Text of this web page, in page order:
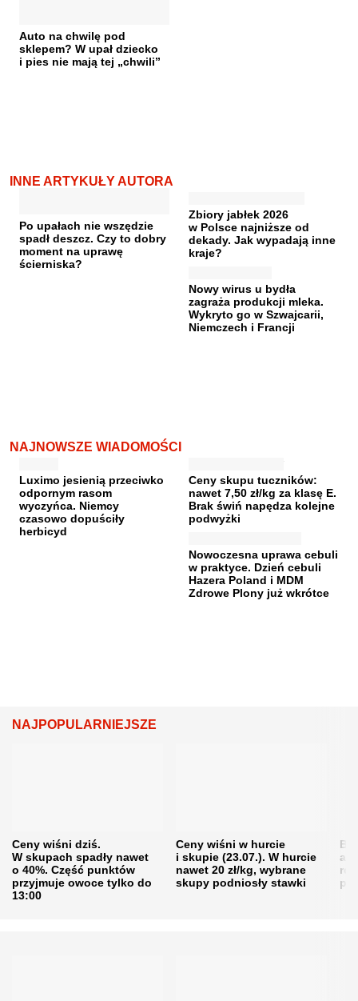
Auto na chwilę pod
sklepem? W upał dziecko
i pies nie mają tej „chwili”
INNE ARTYKUŁY AUTORA
Po upałach nie wszędzie
spadł deszcz. Czy to dobry
moment na uprawę
ścierniska?
Zbiory jabłek 2026
w Polsce najniższe od
dekady. Jak wypadają inne
kraje?
Nowy wirus u bydła
zagraża produkcji mleka.
Wykryto go w Szwajcarii,
Niemczech i Francji
NAJNOWSZE WIADOMOŚCI
Luximo jesienią przeciwko
odpornym rasom
wyczyńca. Niemcy
czasowo dopuściły
herbicyd
Ceny skupu tuczników:
nawet 7,50 zł/kg za klasę E.
Brak świń napędza kolejne
podwyżki
Nowoczesna uprawa cebuli
w praktyce. Dzień cebuli
Hazera Poland i MDM
Zdrowe Plony już wkrótce
NAJPOPULARNIEJSZE
Ceny wiśni dziś.
W skupach spadły nawet
o 40%. Część punktów
przyjmuje owoce tylko do
13:00
Ceny wiśni w hurcie
i skupie (23.07.). W hurcie
nawet 20 zł/kg, wybrane
skupy podniosły stawki